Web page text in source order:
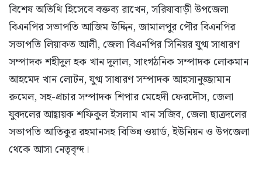
বিশেষ অতিথি হিসেবে বক্তব্য রাখেন, সরিষাবাড়ী উপজেলা
বিএনপির সভাপতি আজিম উদ্দিন, জামালপুর পৌর বিএনপির
সভাপতি লিয়াকত আলী, জেলা বিএনপির সিনিয়র যুগ্ম সাধারণ
সম্পাদক শহীদুল হক খান দুলাল, সাংগঠনিক সম্পাদক লোকমান
আহমেদ খান লোটন, যুগ্ম সাধারণ সম্পাদক আহসানুজ্জামান
রুমেল, সহ-প্রচার সম্পাদক শিপার মেহেদী ফেরদৌস, জেলা
যুবদলের আহ্বায়ক শফিকুল ইসলাম খান সজিব, জেলা ছাত্রদলের
সভাপতি আতিকুর রহমানসহ বিভিন্ন ওয়ার্ড, ইউনিয়ন ও উপজেলা
থেকে আসা নেতৃবৃন্দ।